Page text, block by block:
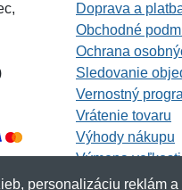
Doprava a
Obchodné
Ochrana
Sledovanie
Vernostný
Vrátenie tovaru
Výhody nákupu
Výmena
Viac informácií...
personalizáciu reklám